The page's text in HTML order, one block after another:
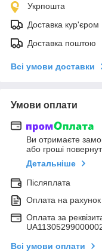
Укрпошта
Доставка кур'єром
Доставка поштою
Всі умови доставки
Умови оплати
Ви отримаєте
або гроші
Детальніше
Післяплата
Оплата на рахунок
Оплата за
Всі умови оплати